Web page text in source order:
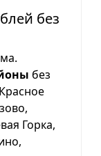
без
без
Горка,